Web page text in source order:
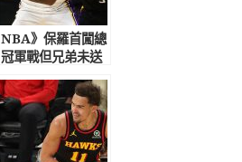
NBA》保羅首闖總
冠軍戰但兄弟未送
輪被墊腳詹皇記仇